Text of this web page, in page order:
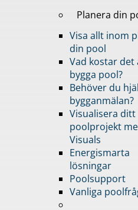
Planera din
Visa allt inom
din pool
Vad kostar det
bygga pool?
Behöver du
bygganmälan?
Visualisera ditt
poolprojekt
Visuals
Energismarta
lösningar
Poolsupport
Vanliga